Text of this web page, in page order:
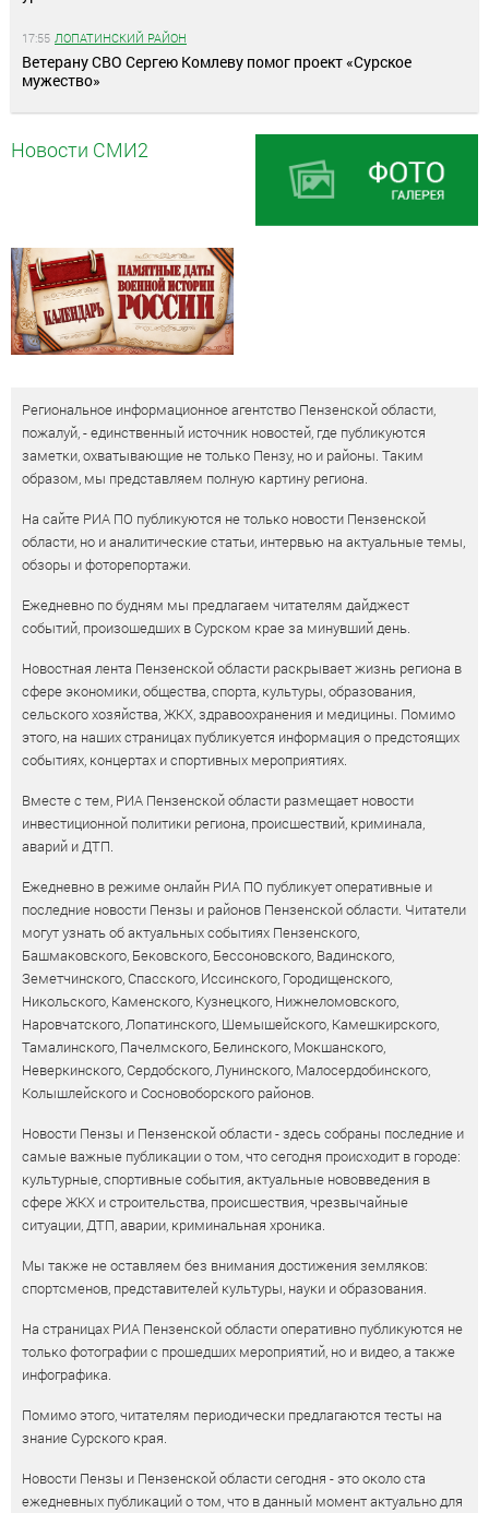
17:55 ЛОПАТИНСКИЙ РАЙОН
Ветерану СВО Сергею Комлеву помог проект «Сурское
мужество»
Новости СМИ2
Региональное информационное агентство Пензенской области,
пожалуй, - единственный источник новостей, где публикуются
заметки, охватывающие не только Пензу, но и районы. Таким
образом, мы представляем полную картину региона.
На сайте РИА ПО публикуются не только новости Пензенской
области, но и аналитические статьи, интервью на актуальные темы,
обзоры и фоторепортажи.
Ежедневно по будням мы предлагаем читателям дайджест
событий, произошедших в Сурском крае за минувший день.
Новостная лента Пензенской области раскрывает жизнь региона в
сфере экономики, общества, спорта, культуры, образования,
сельского хозяйства, ЖКХ, здравоохранения и медицины. Помимо
этого, на наших страницах публикуется информация о предстоящих
событиях, концертах и спортивных мероприятиях.
Вместе с тем, РИА Пензенской области размещает новости
инвестиционной политики региона, происшествий, криминала,
аварий и ДТП.
Ежедневно в режиме онлайн РИА ПО публикует оперативные и
последние новости Пензы и районов Пензенской области. Читатели
могут узнать об актуальных событиях Пензенского,
Башмаковского, Бековского, Бессоновского, Вадинского,
Земетчинского, Спасского, Иссинского, Городищенского,
Никольского, Каменского, Кузнецкого, Нижнеломовского,
Наровчатского, Лопатинского, Шемышейского, Камешкирского,
Тамалинского, Пачелмского, Белинского, Мокшанского,
Неверкинского, Сердобского, Лунинского, Малосердобинского,
Колышлейского и Сосновоборского районов.
Новости Пензы и Пензенской области - здесь собраны последние и
самые важные публикации о том, что сегодня происходит в городе:
культурные, спортивные события, актуальные нововведения в
сфере ЖКХ и строительства, происшествия, чрезвычайные
ситуации, ДТП, аварии, криминальная хроника.
Мы также не оставляем без внимания достижения земляков:
спортсменов, представителей культуры, науки и образования.
На страницах РИА Пензенской области оперативно публикуются не
только фотографии с прошедших мероприятий, но и видео, а также
инфографика.
Помимо этого, читателям периодически предлагаются тесты на
знание Сурского края.
Новости Пензы и Пензенской области сегодня - это около ста
ежедневных публикаций о том, что в данный момент актуально для